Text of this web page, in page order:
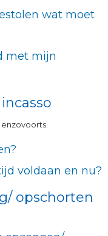
wat moet
met mijn
voldaan en nu?
opschorten